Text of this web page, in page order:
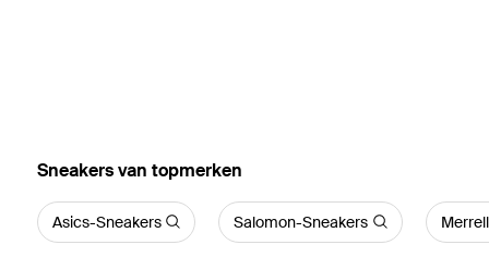
‪Sneakers‬ van topmerken
Asics-Sneakers Salomon-Sneakers